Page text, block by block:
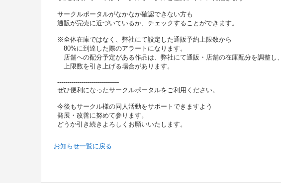
サークルポータルがなかなか確認できない方も
通販が完売に近づいているか、チェックすることができます。
※全体在庫ではなく、弊社にて設定した通販予約上限数から
80%に到達した際のアラートになります。
店舗への配分予定がある作品は、弊社にて通販・店舗の在庫配分を調整し、
上限数を引き上げる場合があります。
-------------------------------
ぜひ便利になったサークルポータルをご利用ください。
今後もサークル様の同人活動をサポートできますよう
発展・改善に努めて参ります。
どうか引き続きよろしくお願いいたします。
お知らせ一覧に戻る